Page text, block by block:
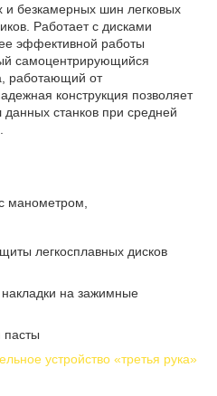
безкамерных шин легковых
Работает с дисками
эффективной работы
самоцентрирующийся
работающий от
конструкция позволяет
станков при средней
манометром,
легкосплавных дисков
на зажимные
пасты
устройство «третья рука»